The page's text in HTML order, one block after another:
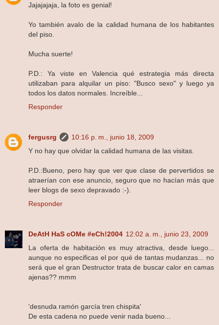
Jajajajaja, la foto es genial!
Yo también avalo de la calidad humana de los habitantes
del piso.
Mucha suerte!
P.D.: Ya viste en Valencia qué estrategia más directa
utilizaban para alquilar un piso: "Busco sexo" y luego ya
todos los datos normales. Increíble...
Responder
fergusrg
10:16 p. m., junio 18, 2009
Y no hay que olvidar la calidad humana de las visitas.
P.D.:Bueno, pero hay que ver que clase de pervertidos se
atraerían con ese anuncio, seguro que no hacían más que
leer blogs de sexo depravado :-).
Responder
DeAtH HaS cOMe #eCh!2004 12:02 a. m., junio 23, 2009
La oferta de habitación es muy atractiva, desde luego...
aunque no especificas el por qué de tantas mudanzas... no
será que el gran Destructor trata de buscar calor en camas
ajenas?? mmm
'desnuda ramón garcía tren chispita'
De esta cadena no puede venir nada bueno...